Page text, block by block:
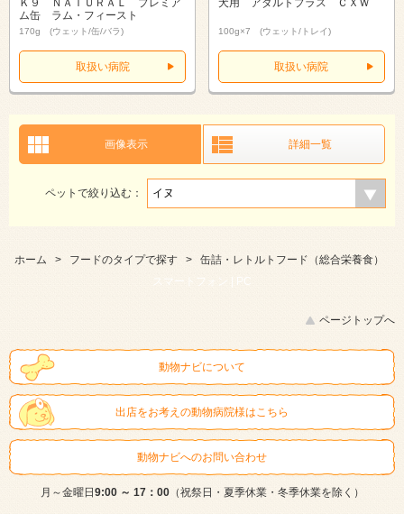
Ｋ９ ＮＡＴＵＲＡＬ プレミア
ム缶 ラム・フィースト
170g (ウェット/缶/バラ)
取扱い病院
犬用 アダルトプラス ＣＸＷ
100g×7 (ウェット/トレイ)
取扱い病院
画像表示 詳細一覧
ペットで絞り込む：
ホーム > フードのタイプで探す >
缶詰・レトルトフード（総合栄養食）
スマートフォン |
PC
ページトップへ
動物ナビについて
出店をお考えの動物病院様はこちら
動物ナビへのお問い合わせ
月～金曜日9:00 ～ 17：00（祝祭日・夏季休業・冬季休業を除く）